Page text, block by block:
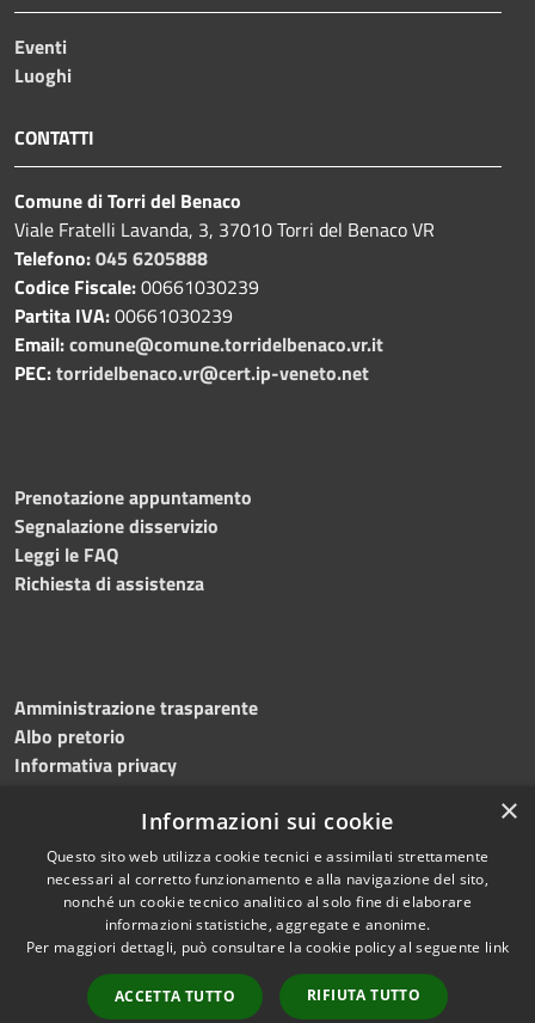
Eventi
Luoghi
CONTATTI
Comune di Torri del Benaco
Viale Fratelli Lavanda, 3, 37010 Torri del Benaco VR
Telefono:045 6205888
Codice Fiscale:00661030239
Partita IVA:00661030239
Email:comune@comune.torridelbenaco.vr.it
PEC:torridelbenaco.vr@cert.ip-veneto.net
Prenotazione appuntamento
Segnalazione disservizio
Leggi le FAQ
Richiesta di assistenza
Amministrazione trasparente
Albo pretorio
Informativa privacy
Dichiarazione di accessibilità
RSS
Accessibilità
Copyright © 2023 •
Comune di
Benaco • Powered
×
Informazioni sui cookie
Questo sito web utilizza cookie tecnici e assimilati strettamente
necessari al corretto funzionamento e alla navigazione del sito,
nonché un cookie tecnico analitico al solo fine di elaborare
informazioni statistiche, aggregate e anonime.
Per maggiori dettagli, può consultare la cookie policy al seguente link
ACCETTA TUTTO RIFIUTA TUTTO